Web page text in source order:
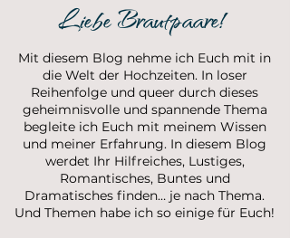
Liebe Brautpaare!
Mit diesem Blog nehme ich Euch mit in
die Welt der Hochzeiten. In loser
Reihenfolge und queer durch dieses
geheimnisvolle und spannende Thema
begleite ich Euch mit meinem Wissen
und meiner Erfahrung. In diesem Blog
werdet Ihr Hilfreiches, Lustiges,
Romantisches, Buntes und
Dramatisches finden… je nach Thema.
Und Themen habe ich so einige für Euch!